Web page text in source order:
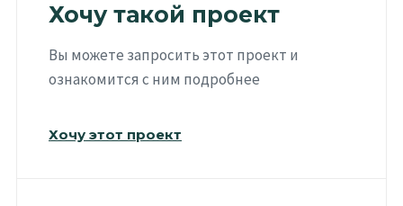
Хочу такой проект
Вы можете запросить этот проект и
ознакомится с ним подробнее
Хочу этот проект